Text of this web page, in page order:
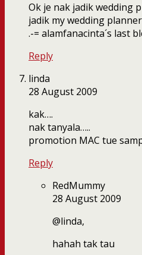
Ok je nak jadik wedding
jadik my wedding
.-= alamfanacinta´s last
Reply
linda
28 August 2009
kak….
nak tanyala…..
promotion MAC tue
Reply
RedMummy
28 August 2009
@linda,
hahah tak tau